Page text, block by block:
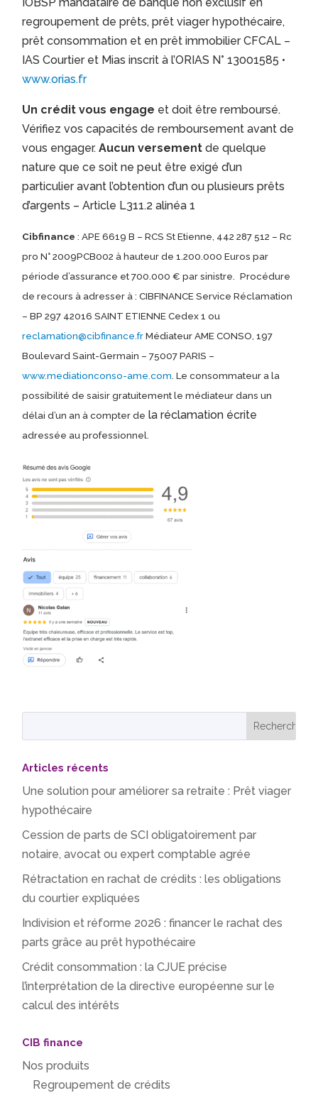
regroupement de prêts, prêt viager hypothécaire,
prêt consommation et en prêt immobilier CFCAL –
IAS Courtier et Mias inscrit à l’ORIAS N° 13001585 •
www.orias.fr
Un crédit vous engage et doit être remboursé.
Vérifiez vos capacités de remboursement avant de
vous engager.Aucun versement de quelque
nature que ce soit ne peut être exigé d’un
particulier avant l’obtention d’un ou plusieurs prêts
d’argents – Article L311.2 alinéa 1
Cibfinance: APE 6619 B – RCS St Etienne, 442 287 512 – Rc
pro N° 2009PCB002 à hauteur de 1.200.000 Euros par
période d’assurance et 700.000 € par sinistre. Procédure
de recours à adresser à : CIBFINANCE Service Réclamation
– BP 297 42016 SAINT ETIENNE Cedex 1 ou
reclamation@cibfinance.frMédiateur AME CONSO, 197
Boulevard Saint-Germain – 75007 PARIS –
www.mediationconso-ame.com. Le consommateur a la
possibilité de saisir gratuitement le médiateur dans un
délai d’un an à compter de la réclamation écrite
adressée au professionnel.
Articles récents
Une solution pour améliorer sa retraite : Prêt viager
hypothécaire
Cession de parts de SCI obligatoirement par
notaire, avocat ou expert comptable agrée
Rétractation en rachat de crédits : les obligations
du courtier expliquées
Indivision et réforme 2026 : financer le rachat des
parts grâce au prêt hypothécaire
Crédit consommation : la CJUE précise
l’interprétation de la directive européenne sur le
calcul des intérêts
CIB finance
Nos produits
Regroupement de crédits